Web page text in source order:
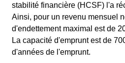
stabilité financière (HCSF) l'a
Ainsi, pour un revenu mensuel
d'endettement maximal est de
La capacité d'emprunt est de
d'années de l'emprunt.